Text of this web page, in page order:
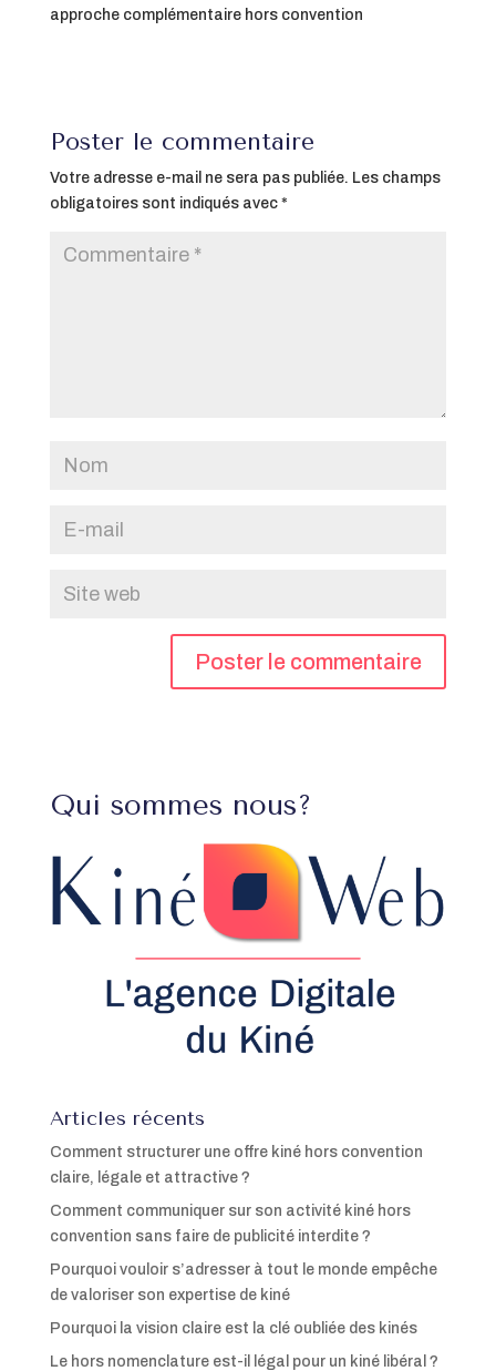
approche complémentaire hors convention
Poster le commentaire
Votre adresse e-mail ne sera pas publiée. Les champs
obligatoires sont indiqués avec *
Qui sommes nous?
Articles récents
Comment structurer une offre kiné hors convention
claire, légale et attractive ?
Comment communiquer sur son activité kiné hors
convention sans faire de publicité interdite ?
Pourquoi vouloir s’adresser à tout le monde empêche
de valoriser son expertise de kiné
Pourquoi la vision claire est la clé oubliée des kinés
Le hors nomenclature est-il légal pour un kiné libéral ?